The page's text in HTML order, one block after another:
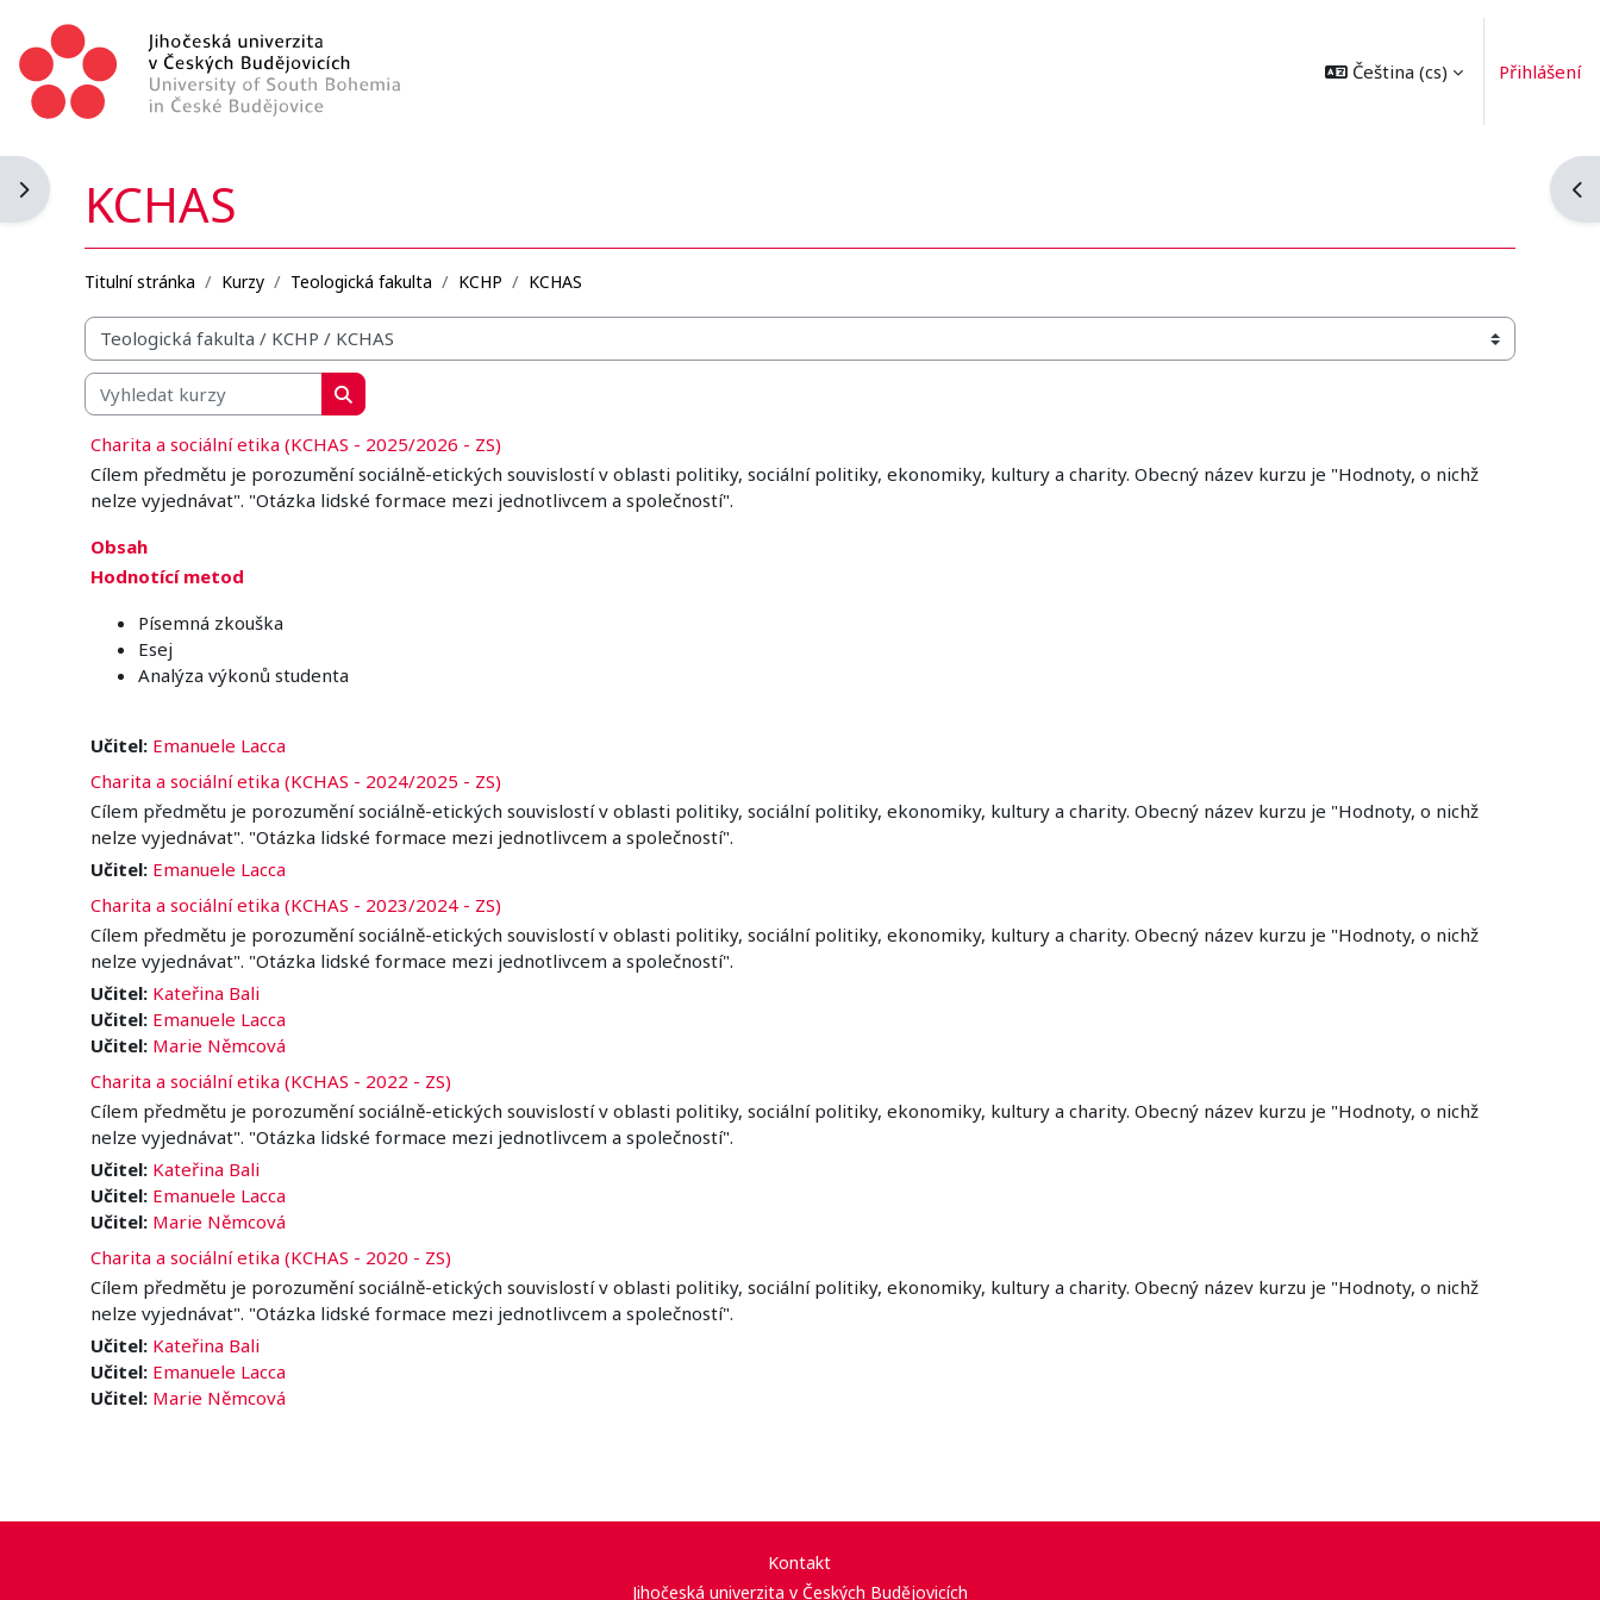
Čeština ‎(cs)‎ Přihlášení
Otevřít panel bloku
KCHAS
Titulní stránka Kurzy Teologická fakulta KCHP KCHAS
Organizační struktura kurzů
Vyhledat kurzy
Vyhledat kurzy
Charita a sociální etika (KCHAS - 2025/2026 - ZS)
Cílem předmětu je porozumění sociálně-etických souvislostí v oblasti politiky, sociální politiky, ekonomiky, kultury a charity. Obecný název kurzu je "Hodnoty, o nichž
nelze vyjednávat". "Otázka lidské formace mezi jednotlivcem a společností".
Obsah
Hodnotící metod
Písemná zkouška
Esej
Analýza výkonů studenta
Učitel: Emanuele Lacca
Charita a sociální etika (KCHAS - 2024/2025 - ZS)
Cílem předmětu je porozumění sociálně-etických souvislostí v oblasti politiky, sociální politiky, ekonomiky, kultury a charity. Obecný název kurzu je "Hodnoty, o nichž
nelze vyjednávat". "Otázka lidské formace mezi jednotlivcem a společností".
Učitel: Emanuele Lacca
Charita a sociální etika (KCHAS - 2023/2024 - ZS)
Cílem předmětu je porozumění sociálně-etických souvislostí v oblasti politiky, sociální politiky, ekonomiky, kultury a charity. Obecný název kurzu je "Hodnoty, o nichž
nelze vyjednávat". "Otázka lidské formace mezi jednotlivcem a společností".
Učitel: Kateřina Bali
Učitel: Emanuele Lacca
Učitel: Marie Němcová
Charita a sociální etika (KCHAS - 2022 - ZS)
Cílem předmětu je porozumění sociálně-etických souvislostí v oblasti politiky, sociální politiky, ekonomiky, kultury a charity. Obecný název kurzu je "Hodnoty, o nichž
nelze vyjednávat". "Otázka lidské formace mezi jednotlivcem a společností".
Učitel: Kateřina Bali
Učitel: Emanuele Lacca
Učitel: Marie Němcová
Charita a sociální etika (KCHAS - 2020 - ZS)
Cílem předmětu je porozumění sociálně-etických souvislostí v oblasti politiky, sociální politiky, ekonomiky, kultury a charity. Obecný název kurzu je "Hodnoty, o nichž
nelze vyjednávat". "Otázka lidské formace mezi jednotlivcem a společností".
Učitel: Kateřina Bali
Učitel: Emanuele Lacca
Učitel: Marie Němcová
Kontakt
Jihočeská univerzita v Českých Budějovicích